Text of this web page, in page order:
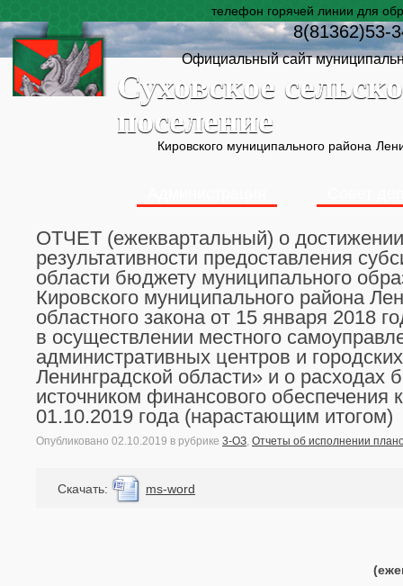
телефон горячей линии для
8(81362)53-
Официальный сайт
Суховское
поселение
Кировского муниципального района
ОТЧЕТ (ежеквартальный) о достижении
результативности предоставления
области бюджету муниципального
Кировского муниципального района
областного закона от 15 января 2018
в осуществлении местного
административных центров и
Ленинградской области» и о
источником финансового обеспечения
01.10.2019 года (нарастающим итогом)
Опубликовано 02.10.2019 в рубрике 3-ОЗ, Отчеты об испoлнении
Cкачать: ms-word